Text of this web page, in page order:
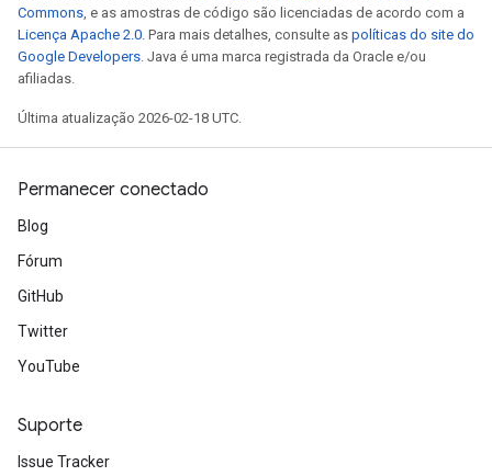
Commons, e as amostras de código são licenciadas de acordo com a
Licença Apache 2.0. Para mais detalhes, consulte as políticas do site do
Google Developers. Java é uma marca registrada da Oracle e/ou
afiliadas.
Última atualização 2026-02-18 UTC.
Permanecer conectado
Blog
Fórum
GitHub
Twitter
YouTube
Suporte
Issue Tracker